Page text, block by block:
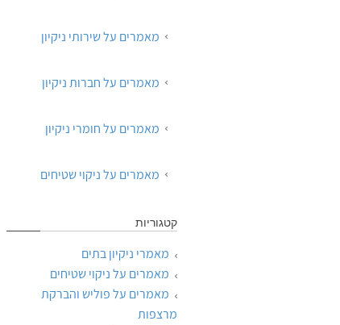
מאמרים על שירותי ניקיון
מאמרים על חברות ניקיון
מאמרים על חומרי ניקיון
מאמרים על ניקוי שטיחים
קטגוריות
מאמרי ניקיון בתים
מאמרים על ניקוי שטיחים
מאמרים על פוליש והברקת
מרצפות